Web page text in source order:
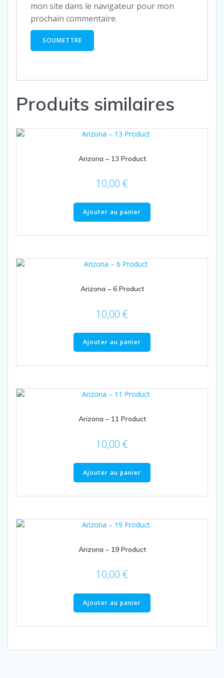
mon site dans le navigateur pour mon
prochain commentaire.
Produits similaires
Arizona – 13 Product
10,00 €
Ajouter au panier
Arizona – 6 Product
10,00 €
Ajouter au panier
Arizona – 11 Product
10,00 €
Ajouter au panier
Arizona – 19 Product
10,00 €
Ajouter au panier